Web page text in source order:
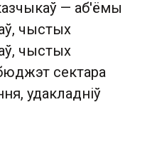
— аб'ёмы
чыстых
чыстых
сектара
удакладніў